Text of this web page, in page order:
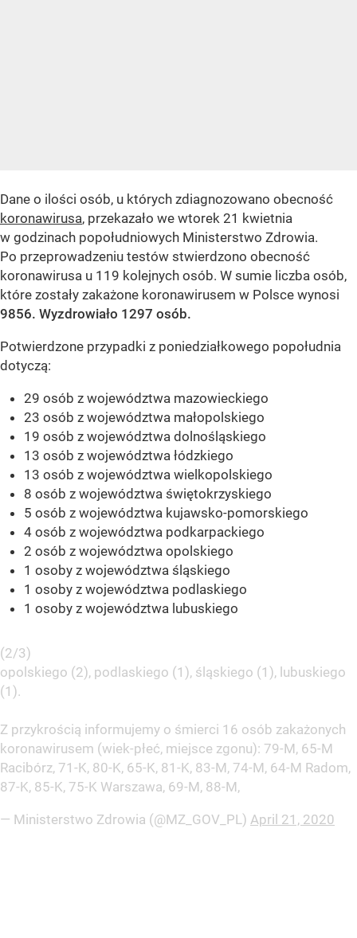
Dane o ilości osób, u których zdiagnozowano obecność
koronawirusa, przekazało we wtorek 21 kwietnia
w godzinach popołudniowych Ministerstwo Zdrowia.
Po przeprowadzeniu testów stwierdzono obecność
koronawirusa u 119 kolejnych osób. W sumie liczba osób,
które zostały zakażone koronawirusem w Polsce wynosi
9856. Wyzdrowiało 1297 osób.
Potwierdzone przypadki z poniedziałkowego popołudnia
dotyczą:
29 osób z województwa mazowieckiego
23 osób z województwa małopolskiego
19 osób z województwa dolnośląskiego
13 osób z województwa łódzkiego
13 osób z województwa wielkopolskiego
8 osób z województwa świętokrzyskiego
5 osób z województwa kujawsko-pomorskiego
4 osób z województwa podkarpackiego
2 osób z województwa opolskiego
1 osoby z województwa śląskiego
1 osoby z województwa podlaskiego
1 osoby z województwa lubuskiego
(2/3)
opolskiego (2), podlaskiego (1), śląskiego (1), lubuskiego
(1).
Z przykrością informujemy o śmierci 16 osób zakażonych
koronawirusem (wiek-płeć, miejsce zgonu): 79-M, 65-M
Racibórz, 71-K, 80-K, 65-K, 81-K, 83-M, 74-M, 64-M Radom,
87-K, 85-K, 75-K Warszawa, 69-M, 88-M,
— Ministerstwo Zdrowia (@MZ_GOV_PL) April 21, 2020